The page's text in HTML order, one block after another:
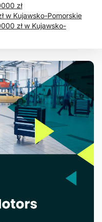
zł
w Kujawsko-Pomorskie
zł w Kujawsko-